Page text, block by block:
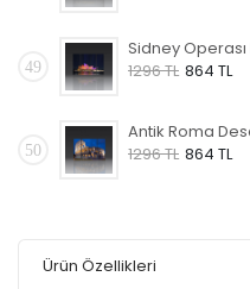
49
1296 TL 864 TL
50
1296 TL 864 TL
Ürün Özellikleri